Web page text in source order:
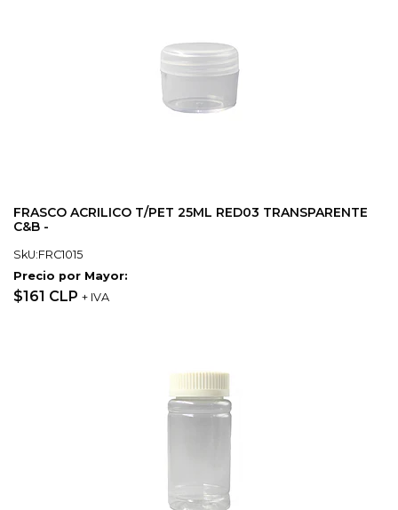
FRASCO ACRILICO T/PET 25ML RED03 TRANSPARENTE
C&B -
SkU:FRC1015
Precio por Mayor:
$161 CLP + IVA